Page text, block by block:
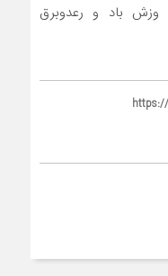
وزش باد و رعدوبرق